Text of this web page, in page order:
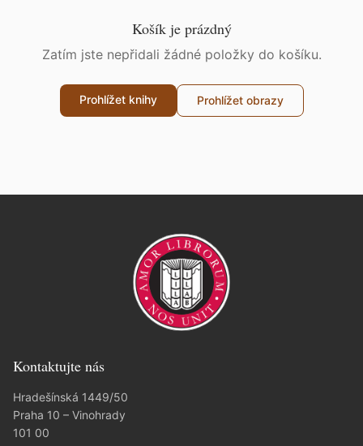
Košík je prázdný
Zatím jste nepřidali žádné položky do košíku.
Prohlížet knihy Prohlížet obrazy
Kontaktujte nás
Hradešínská 1449/50
Praha 10 – Vinohrady
101 00